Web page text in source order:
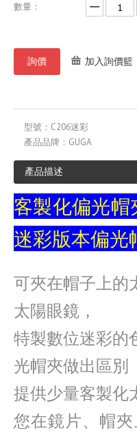
數量：
詢價 加入詢價籃
型號： C206迷彩
產品品牌： GUGA
產品描述
客製化偏光
迷彩版本偏光
可夾在帽子上的
太陽眼鏡，
特製數位迷彩的
光帽夾做出區別
提供少量客製化
您在鏡片、帽夾